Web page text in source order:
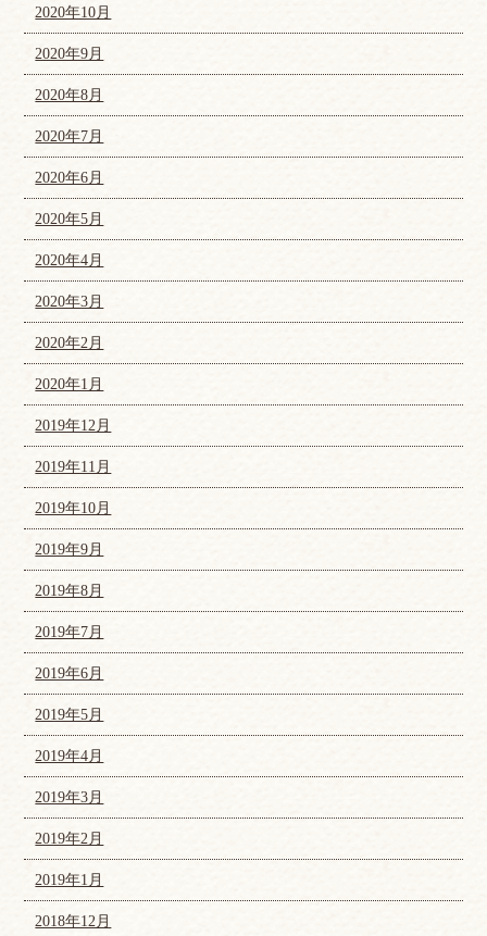
2020年10月
2020年9月
2020年8月
2020年7月
2020年6月
2020年5月
2020年4月
2020年3月
2020年2月
2020年1月
2019年12月
2019年11月
2019年10月
2019年9月
2019年8月
2019年7月
2019年6月
2019年5月
2019年4月
2019年3月
2019年2月
2019年1月
2018年12月